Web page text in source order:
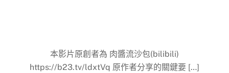
本影片原創者為 肉醬流沙包(bilibili)
https://b23.tv/ldxtVq 原作者分享的關鍵要 […]